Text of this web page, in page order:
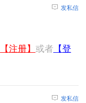
发私信
【注册】 或者 【登
发私信